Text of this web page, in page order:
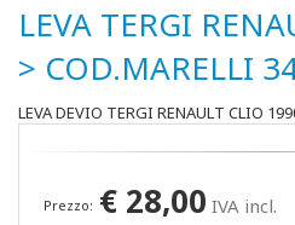
LEVA TERGI
> COD.MARELLI
LEVA DEVIO TERGI RENAULT CLIO
Prezzo: € 28,00 IVA incl.